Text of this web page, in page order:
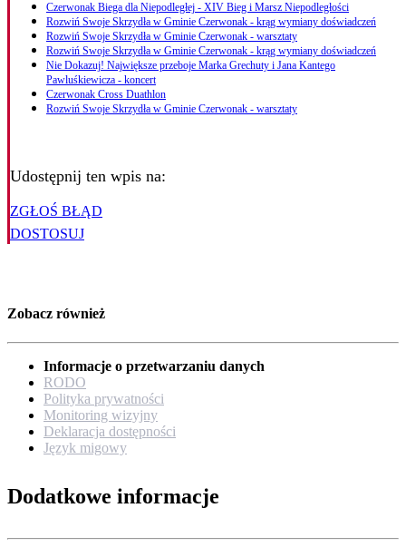
Czerwonak Biega dla Niepodległej - XIV Bieg i Marsz Niepodległości
Rozwiń Swoje Skrzydła w Gminie Czerwonak - krąg wymiany doświadczeń
Rozwiń Swoje Skrzydła w Gminie Czerwonak - warsztaty
Rozwiń Swoje Skrzydła w Gminie Czerwonak - krąg wymiany doświadczeń
Nie Dokazuj! Największe przeboje Marka Grechuty i Jana Kantego
Pawluśkiewicza - koncert
Czerwonak Cross Duathlon
Rozwiń Swoje Skrzydła w Gminie Czerwonak - warsztaty
Udostępnij ten wpis na:
ZGŁOŚ BŁĄD
DOSTOSUJ
Zobacz również
Informacje o przetwarzaniu danych
RODO
Polityka prywatności
Monitoring wizyjny
Deklaracja dostępności
Język migowy
Dodatkowe informacje